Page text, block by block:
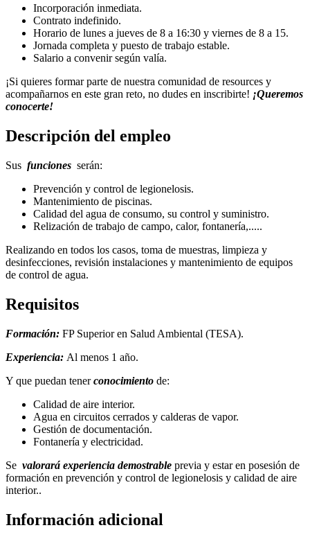
Incorporación inmediata.
Contrato indefinido.
Horario de lunes a jueves de 8 a 16:30 y viernes de 8 a 15.
Jornada completa y puesto de trabajo estable.
Salario a convenir según valía.
¡Si quieres formar parte de nuestra comunidad de resources y
acompañarnos en este gran reto, no dudes en inscribirte! ¡Queremos
conocerte!
Descripción del empleo
Sus funciones serán:
Prevención y control de legionelosis.
Mantenimiento de piscinas.
Calidad del agua de consumo, su control y suministro.
Relización de trabajo de campo, calor, fontanería,.....
Realizando en todos los casos, toma de muestras, limpieza y
desinfecciones, revisión instalaciones y mantenimiento de equipos
de control de agua.
Requisitos
Formación: FP Superior en Salud Ambiental (TESA).
Experiencia: Al menos 1 año.
Y que puedan tenerconocimiento de:
Calidad de aire interior.
Agua en circuitos cerrados y calderas de vapor.
Gestión de documentación.
Fontanería y electricidad.
Se valorará experiencia demostrable previa y estar en posesión de
formación en prevención y control de legionelosis y calidad de aire
interior..
Información adicional